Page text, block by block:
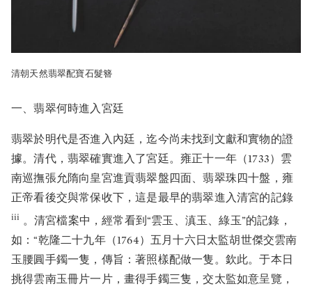
清朝天然翡翠配寶石髮簪
一、翡翠何時進入宮廷
翡翠於明代是否進入內廷，迄今尚未找到文獻和實物的證
據。清代，翡翠確實進入了宮廷。雍正十一年（1733）雲
南巡撫張允隋向皇宮進貢翡翠盤四面、翡翠珠四十盤，雍
正帝看後交與常保收下，這是最早的翡翠進入清宮的記錄
iii 。清宮檔案中，經常看到“雲玉、滇玉、綠玉”的記錄，
如：“乾隆二十九年（1764）五月十六日太監胡世傑交雲南
玉腰圓手鐲一隻，傳旨：著照樣配做一隻。欽此。于本日
挑得雲南玉冊片一片，畫得手鐲三隻，交太監如意呈覽，